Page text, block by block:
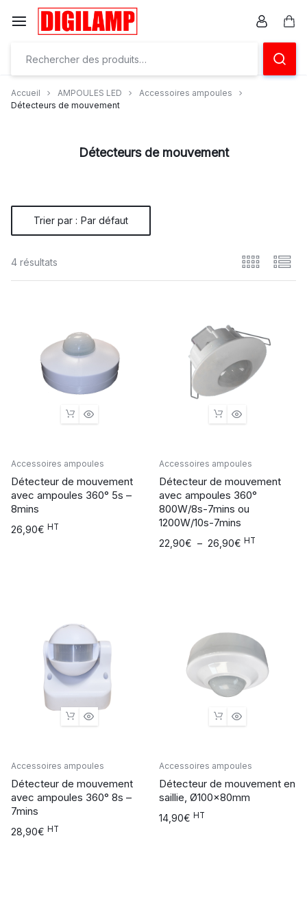
à/au
Ensemble
éclairons
vos
projets
Accueil AMPOULES LED
Accessoires ampoules
Détecteurs de mouvement
Détecteurs de mouvement
Trier par : Par défaut
4 résultats
Accessoires ampoules
Détecteur de mouvement
avec ampoules 360° 5s –
8mins
26,90€ HT
Accessoires ampoules
Détecteur de mouvement
avec ampoules 360°
800W/8s-7mins ou
1200W/10s-7mins
22,90€ – 26,90€
Plage
HT
Accessoires ampoules
Détecteur de mouvement
avec ampoules 360° 8s –
7mins
28,90€ HT
Accessoires ampoules
Détecteur de mouvement en
saillie, Ø100x80mm
14,90€ HT